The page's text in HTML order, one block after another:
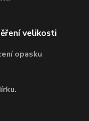
velikosti
opasku